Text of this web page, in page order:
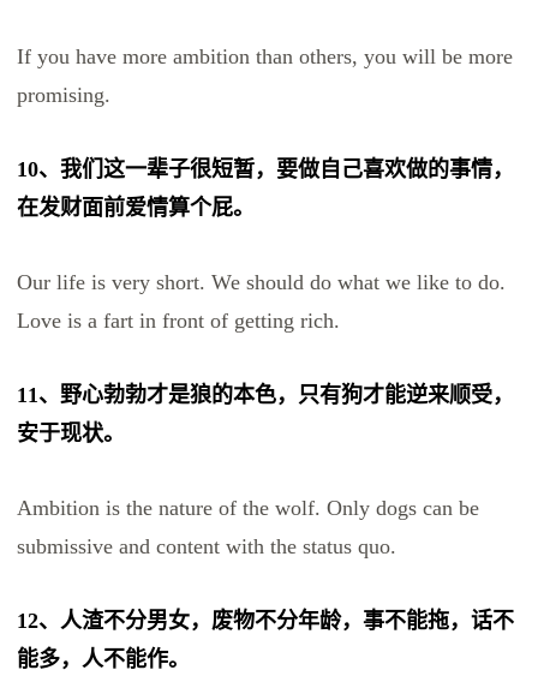
If you have more ambition than others, you will be more
promising.
10、我们这一辈子很短暂，要做自己喜欢做的事情，
在发财面前爱情算个屁。
Our life is very short. We should do what we like to do.
Love is a fart in front of getting rich.
11、野心勃勃才是狼的本色，只有狗才能逆来顺受，
安于现状。
Ambition is the nature of the wolf. Only dogs can be
submissive and content with the status quo.
12、人渣不分男女，废物不分年龄，事不能拖，话不
能多，人不能作。